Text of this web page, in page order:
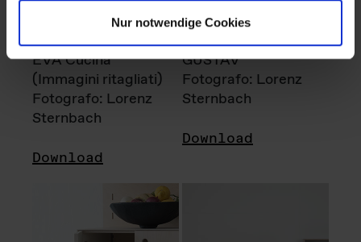
Nur notwendige Cookies
EVA Cucina
(Immagini ritagliati)
Fotografo: Lorenz
Sternbach
Download
GUSTAV
Fotografo: Lorenz
Sternbach
Download